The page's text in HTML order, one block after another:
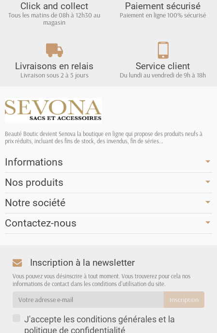
Click and collect
Tous les matins de 08h à 12h30 au
magasin
Paiement sécurisé
Paiement en ligne 100% sécurisé
Livraisons en relais
Livraison sous 2 à 5 jours
Service client
Du lundi au vendredi de 9h à 18h
Beauté Boutic devient Senova la boutique en ligne qui propose des produits neufs à
prix réduits, incluant des fins de stock, des invendus, fin de séries...
Informations
Nos produits
Notre société
Contactez-nous
Inscription à la newsletter
Vous pouvez vous désinscrire à tout moment. Vous trouverez pour cela nos
informations de contact dans les conditions d'utilisation du site.
J'accepte les conditions générales et la
politique de confidentialité